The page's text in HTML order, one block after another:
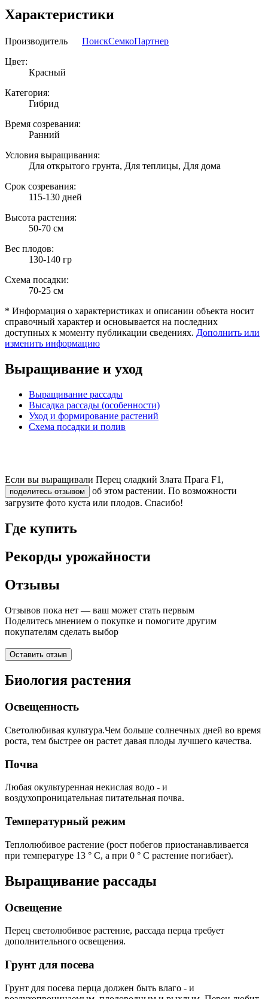
Характеристики
Производитель ПоискСемкоПартнер
Цвет:
Красный
Категория:
Гибрид
Время созревания:
Ранний
Условия выращивания:
Для открытого грунта, Для теплицы, Для дома
Срок созревания:
115-130 дней
Высота растения:
50-70 см
Вес плодов:
130-140 гр
Схема посадки:
70-25 см
* Информация о характеристиках и описании объекта носит
справочный характер и основывается на последних
доступных к моменту публикации сведениях. Дополнить или
изменить информацию
Выращивание и уход
Выращивание рассады
Высадка рассады (особенности)
Уход и формирование растений
Схема посадки и полив
Если вы выращивали Перец сладкий Злата Прага F1,
поделитесь отзывом
об этом растении. По возможности
загрузите фото куста или плодов. Спасибо!
Где купить
Рекорды урожайности
Отзывы
Отзывов пока нет — ваш может стать первым
Поделитесь мнением о покупке и помогите другим
покупателям сделать выбор
Оставить отзыв
Биология растения
Освещенность
Светолюбивая культура.Чем больше солнечных дней во время
роста, тем быстрее он растет давая плоды лучшего качества.
Почва
Любая окультуренная некислая водо - и
воздухопроницательная питательная почва.
Температурный режим
Теплолюбивое растение (рост побегов приостанавливается
при температуре 13 ° С, а при 0 ° С растение погибает).
Выращивание рассады
Освещение
Перец светолюбивое растение, рассада перца требует
дополнительного освещения.
Грунт для посева
Грунт для посева перца должен быть влаго - и